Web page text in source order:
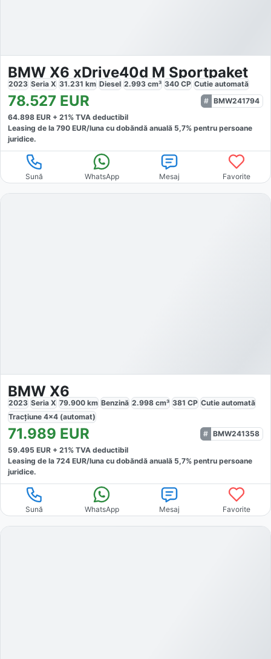
BMW X6 xDrive40d M Sportpaket
2023 Seria X 31.231 km Diesel 2.993 cm³ 340 CP Cutie automată
78.527 EUR
BMW241794
64.898 EUR + 21% TVA deductibil
Leasing de la 790 EUR/luna cu dobăndă anuală 5,7% pentru persoane
juridice.
Sună WhatsApp Mesaj Favorite
BMW X6
2023 Seria X 79.900 km Benzină 2.998 cm³ 381 CP Cutie automată
Tracțiune 4x4 (automat)
71.989 EUR
BMW241358
59.495 EUR + 21% TVA deductibil
Leasing de la 724 EUR/luna cu dobăndă anuală 5,7% pentru persoane
juridice.
Sună WhatsApp Mesaj Favorite